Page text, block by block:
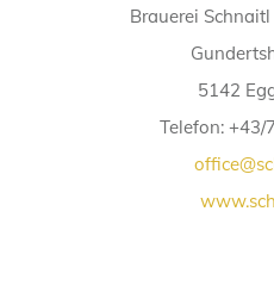
Brauerei Schnaitl
5142
Telefon: